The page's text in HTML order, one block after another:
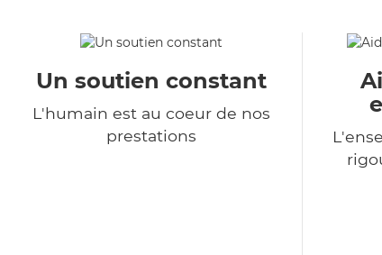
Un soutien constant
L'humain est au coeur de nos
prestations